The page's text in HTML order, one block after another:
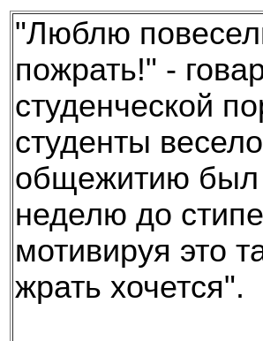
"Люблю
пожрать!" -
студенческой
студенты
общежитию был
неделю до
мотивируя это
жрать хочется".